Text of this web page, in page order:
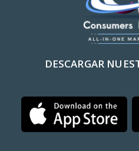
DESCARGAR